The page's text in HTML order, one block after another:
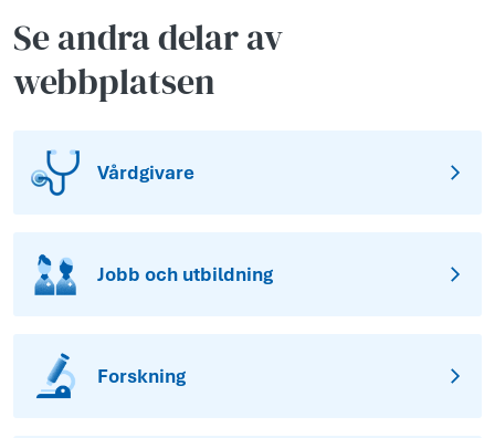
Se andra delar av
webbplatsen
Vårdgivare
Jobb och utbildning
Forskning